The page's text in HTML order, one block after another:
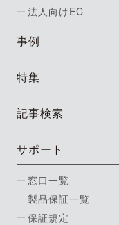
法人向けEC
事例
特集
記事検索
サポート
窓口一覧
製品保証一覧
保証規定